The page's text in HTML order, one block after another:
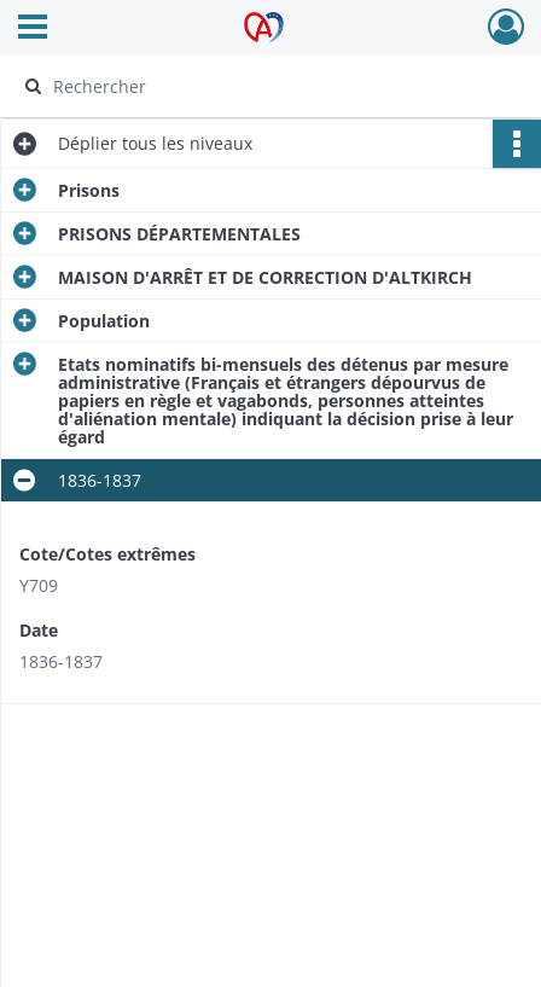
Archives Alsace - Colmar
Ouvrir le menu déroulant
Déplier tous les niveaux
Prisons
PRISONS DÉPARTEMENTALES
MAISON D'ARRÊT ET DE CORRECTION D'ALTKIRCH
Population
Etats nominatifs bi-mensuels des détenus par mesure
administrative (Français et étrangers dépourvus de
papiers en règle et vagabonds, personnes atteintes
d'aliénation mentale) indiquant la décision prise à leur
égard
1836-1837
Cote/Cotes extrêmes
Y709
Date
1836-1837